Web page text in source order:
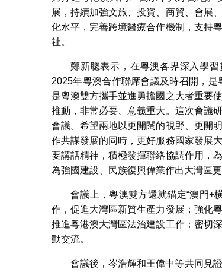
展，持續加強文旅、投資、商貿、會展
化水平，完善跨境醫療合作機制，支持
祉。
鄭新聰表示，在粵澳各界深入學
2025年粵澳合作聯席會議及時召開，
是粵澳雙方攜手並進勇擔國之大者重要
推動，非常必要、意義重大。這次會議
會議。希望兩地以更開闊的視野、更開
作共謀發展的同時，更好服務國家發展
要講話精神，積極發揮聯絡協調作用，
為強國建設、民族復興偉業作出大灣區更
會議上，粵澳雙方還就錨定“澳門+
作，促進大灣區新質生產力發展；強化
推進粵港澳大灣區法治建設工作；密切
動交流。
會議後，岑浩輝和王偉中等共同見